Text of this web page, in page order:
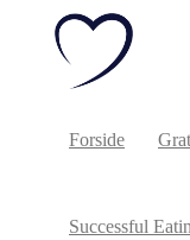
Forside
Successful